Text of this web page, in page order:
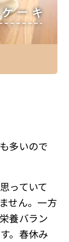
多いので
っていて
せん。一方
養バラン
。春休み